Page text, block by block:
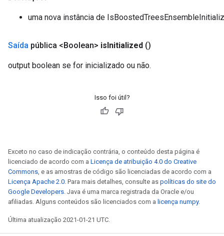
uma nova instância de
Saída pública <Boolean> isInitialized ()
output boolean se for inicializado ou não.
Isso foi útil?
Exceto no caso de indicação contrária, o conteúdo desta página é
licenciado de acordo com a Licença de atribuição 4.0 do Creative
Commons, e as amostras de código são licenciadas de acordo com a
Licença Apache 2.0. Para mais detalhes, consulte as políticas do site do
Google Developers. Java é uma marca registrada da Oracle e/ou
afiliadas. Alguns conteúdos são licenciados com a licença numpy.
Última atualização 2021-01-21 UTC.